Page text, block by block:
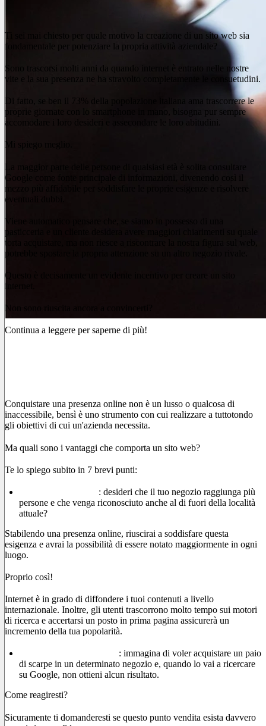
Ti sei mai chiesto per quale motivo la creazione di un sito web sia
fondamentale per potenziare la propria attività aziendale?
Sono trascorsi molti anni da quando internet è entrato nelle nostre
vite e la sua presenza ne ha stravolto completamente le consuetudini.
Di fatto, se ben il 73% della popolazione italiana ama trascorrere le
proprie giornate con lo smartphone in mano, bisogna pur sempre
accomodare i loro desideri e assecondare le loro abitudini.
Mi spiego meglio.
La maggior parte delle persone di qualsiasi età è solita consultare
Google come fonte principale di informazioni, divenendo così il
mezzo più affidabile per soddisfare le proprie esigenze e risolvere
eventuali dubbi.
Viene automatico pensare che, se siamo in possesso di una
pasticceria e un cliente desidera avere maggiori chiarimenti su quale
torta acquistare, ma non riesce a riscontrare la nostra figura sul web,
potrebbe spostare la propria attenzione su un altro negozio rivale.
Questo è decisamente un evidente incentivo per creare un sito
internet.
Non sono riuscita ancora a convincerti?
Continua a leggere per saperne di più!
Conquistare una presenza online non è un lusso o qualcosa di
inaccessibile, bensì è uno strumento con cui realizzare a tuttotondo
gli obiettivi di cui un'azienda necessita.
Ma quali sono i vantaggi che comporta un sito web?
Te lo spiego subito in 7 brevi punti:
: desideri che il tuo negozio raggiunga più
persone e che venga riconosciuto anche al di fuori della località
attuale?
Stabilendo una presenza online, riuscirai a soddisfare questa
esigenza e avrai la possibilità di essere notato maggiormente in ogni
luogo.
Proprio così!
Internet è in grado di diffondere i tuoi contenuti a livello
internazionale. Inoltre, gli utenti trascorrono molto tempo sui motori
di ricerca e accertarsi un posto in prima pagina assicurerà un
incremento della tua popolarità.
: immagina di voler acquistare un paio
di scarpe in un determinato negozio e, quando lo vai a ricercare
su Google, non ottieni alcun risultato.
Come reagiresti?
Sicuramente ti domanderesti se questo punto vendita esista davvero